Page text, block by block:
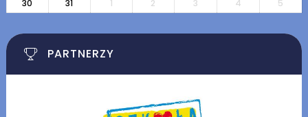
30
31 1 2 3 4 5
PARTNERZY